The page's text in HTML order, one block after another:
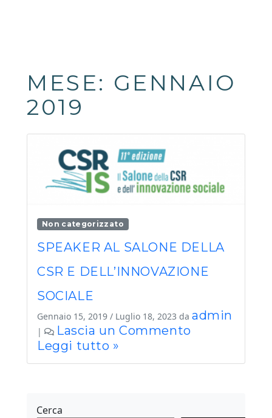
MESE: GENNAIO
2019
Non categorizzato
SPEAKER AL SALONE DELLA
CSR E DELL’INNOVAZIONE
SOCIALE
Gennaio 15, 2019 / Luglio 18, 2023 da admin
|
Lascia un Commento
Leggi tutto »
Cerca